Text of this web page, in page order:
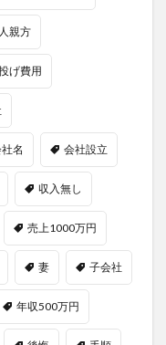
親方
げ費用
名 会社設立
収入無し
売上1000万円
妻 子会社
年収500万円